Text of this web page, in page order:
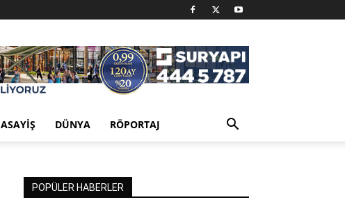
ASAYIŞ DÜNYA RÖPORTAJ
POPÜLER HABERLER